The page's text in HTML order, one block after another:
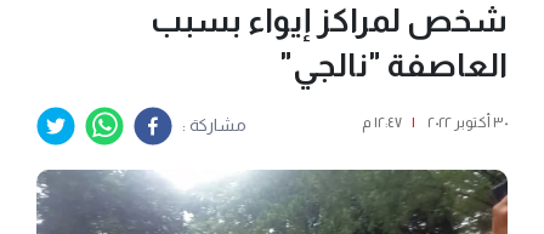
شخص لمراكز إيواء بسبب
العاصفة "نالجي"
٣٠ أكتوبر ٢٠٢٢ | ١٢:٤٧ م مشاركة :